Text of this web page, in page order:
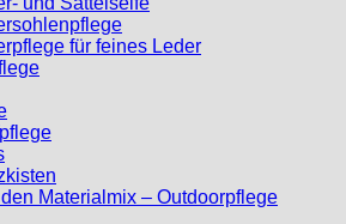
für feines Leder
Materialmix – Outdoorpflege